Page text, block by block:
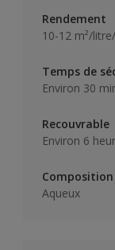
Rendement
10-12 m²/
Temps de
Environ 30
Recouvrable
Environ 6
Composition
Aqueux